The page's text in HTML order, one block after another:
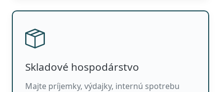
Skladové hospodárstvo
Majte príjemky, výdajky, internú spotrebu